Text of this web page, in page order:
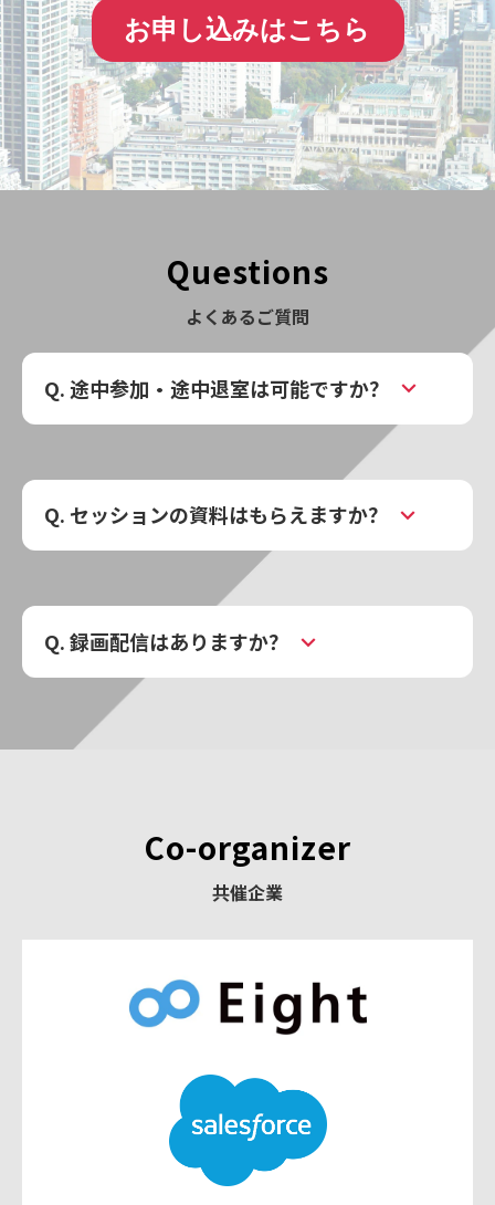
お申し込みはこちら
Questions
よくあるご質問
Q. 途中参加・途中退室は可能ですか？
Q. セッションの資料はもらえますか？
Q. 録画配信はありますか？
Co-organizer
共催企業